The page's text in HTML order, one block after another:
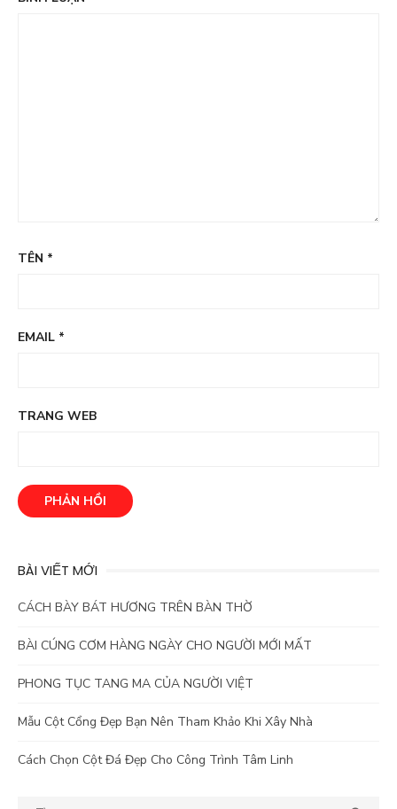
TÊN *
EMAIL *
TRANG WEB
BÀI VIẾT MỚI
CÁCH BÀY BÁT HƯƠNG TRÊN BÀN THỜ
BÀI CÚNG CƠM HÀNG NGÀY CHO NGƯỜI MỚI MẤT
PHONG TỤC TANG MA CỦA NGƯỜI VIỆT
Mẫu Cột Cổng Đẹp Bạn Nên Tham Khảo Khi Xây Nhà
Cách Chọn Cột Đá Đẹp Cho Công Trình Tâm Linh